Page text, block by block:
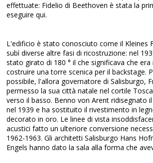
effettuate: Fidelio di Beethoven è stata la
eseguire qui.
L'edificio è stato conosciuto come il Kleines
subì diverse altre fasi di ricostruzione: nel
stato girato di 180 ° il che significava che era
costruire una torre scenica per il backstage.
possibile, l'allora governatore di Salisburgo,
permesso la sua città natale nel cortile
verso il basso. Benno von Arent ridisegnato
nel 1939 e ha sostituito il rivestimento in
decorato in oro. Le linee di vista
acustici fatto un ulteriore conversione
1962-1963. Gli architetti Salisburgo Hans
Engels hanno dato la sala alla forma che